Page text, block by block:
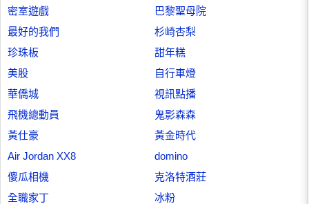
密室遊戲
巴黎聖母院
最好的我們
杉崎杏梨
珍珠板
甜年糕
美股
自行車燈
華僑城
視訊點播
飛機總動員
鬼影森森
黃仕豪
黃金時代
Air Jordan XX8
domino
傻瓜相機
克洛特酒莊
全職家丁
冰粉